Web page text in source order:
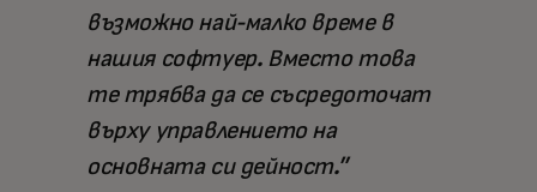
възможно най-малко време в
нашия софтуер. Вместо това
те трябва да се съсредоточат
върху управлението на
основната си дейност.